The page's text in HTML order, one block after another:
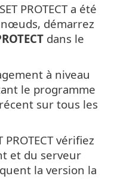
PROTECT a été
démarrez
dans le
à niveau
le programme
sur tous les
PROTECT vérifiez
et du serveur
la version la